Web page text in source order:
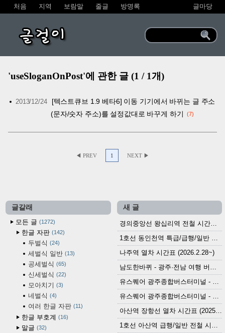
처음 지역 보람말 줄글 방명록 글마당
글걸이
'useSloganOnPost'에 관한 글 (1 / 1개)
2013/12/24
[텍스트큐브 1.9 베타6] 이동 기기에서 바뀌는 글 주소
(문자/숫자 주소)를 설정값대로 바꾸게 하기
7
◀ PREV 1 NEXT ▶
글갈래
모든 글
1272
한글 자판 142
두벌식 24
세벌식 일반 13
공세벌식 65
신세벌식 22
모아치기 3
네벌식 4
여러 한글 자판 11
한글 부호계 16
말글 32
새 글
경의중앙선 왕십리역 전철 시간표 (2026.4.20~)
1호선 동인천역 특급/급행/일반 전철 시간표 (2026.2.28~)
나주역 열차 시간표 (2026.2.28~)
남도한바퀴 - 광주·전남 여행 버스 노선 (2026.3.1~5.31)
유스퀘어 광주종합버스터미널 - 곡성,순천／화순,보성,율포 방면 시외버스 시간표 (2026.1.31)
유스퀘어 광주종합버스터미널 - 담양, 순창, 남원, 무주, 장수, 거창, 대구 방면 시외버스 시간표 (2026...
아산역 장항선 열차 시간표 (2025.12.30 기준) (무궁화호, ITX-마음, 새마을호, 서해금빛열차)
1호선 아산역 급행/일반 전철 시간표 (2025.12.30~)